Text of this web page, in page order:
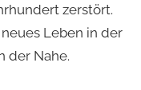
zerstört.
Leben in der
der Nahe.